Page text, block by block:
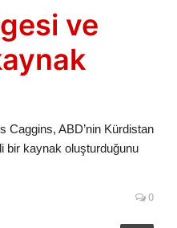
ve
Caggins, ABD’nin Kürdistan
bir kaynak oluşturduğunu
0